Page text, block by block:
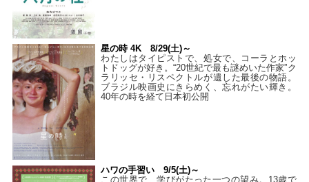
星の時 4K 8/29(土)～
わたしはタイピストで、処⼥で、コーラとホッ
トドッグが好き。“20世紀で最も謎めいた作家”ク
ラリッセ・リスペクトルが遺した最後の物語。
ブラジル映画史にきらめく、忘れがたい輝き。
40年の時を経て⽇本初公開
ハワの手習い 9/5(土)～
この世界で、学びがたった一つの望み。13歳で